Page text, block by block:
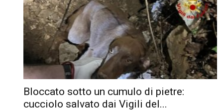
Bloccato sotto un cumulo di pietre:
cucciolo salvato dai Vigili del...